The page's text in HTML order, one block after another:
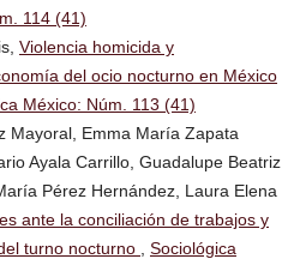
114 (41)
Violencia homicida y
del ocio nocturno en México
México: Núm. 113 (41)
Mayoral, Emma María Zapata
Ayala Carrillo, Guadalupe Beatriz
Pérez Hernández, Laura Elena
ante la conciliación de trabajos y
turno nocturno
Sociológica